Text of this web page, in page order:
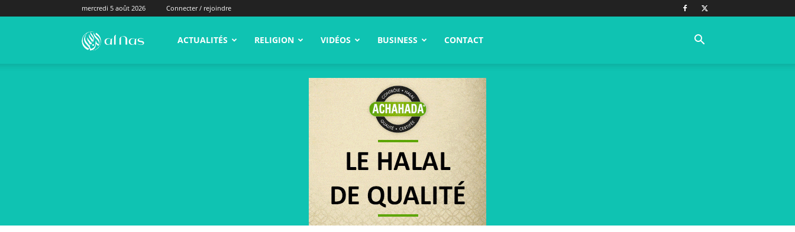
mercredi 5 août 2026 Connecter / rejoindre
alNas.fr ACTUALITÉS RELIGION VIDÉOS BUSINESS CONTACT